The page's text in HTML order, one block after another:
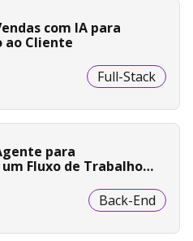
com IA para
Cliente
Full-Stack
para
Fluxo de Trabalho
Back-End